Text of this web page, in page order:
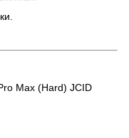
Max (Hard) JCID